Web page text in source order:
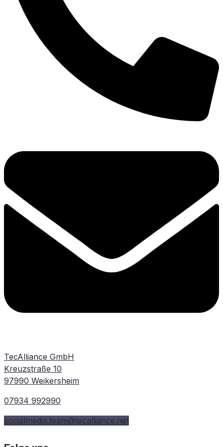
TecAlliance GmbH
Kreuzstraße 10
97990 Weikersheim
07934 992990
socialmedia.team@tecalliance.net